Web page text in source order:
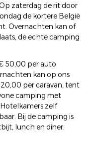
zaterdag de rit door
de kortere België
Overnachten kan of
de echte camping
50,00 per auto
kan op ons
per caravan, tent
camping met
zelf
Bij de camping is
lunch en diner.